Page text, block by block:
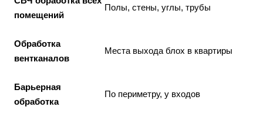
помещений
Полы, стены, углы, трубы
Обработка
вентканалов
Места выхода блох в квартиры
Барьерная
обработка
По периметру, у входов